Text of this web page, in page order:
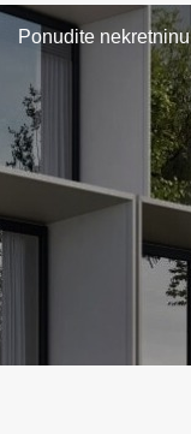
Ponudite nekretninu